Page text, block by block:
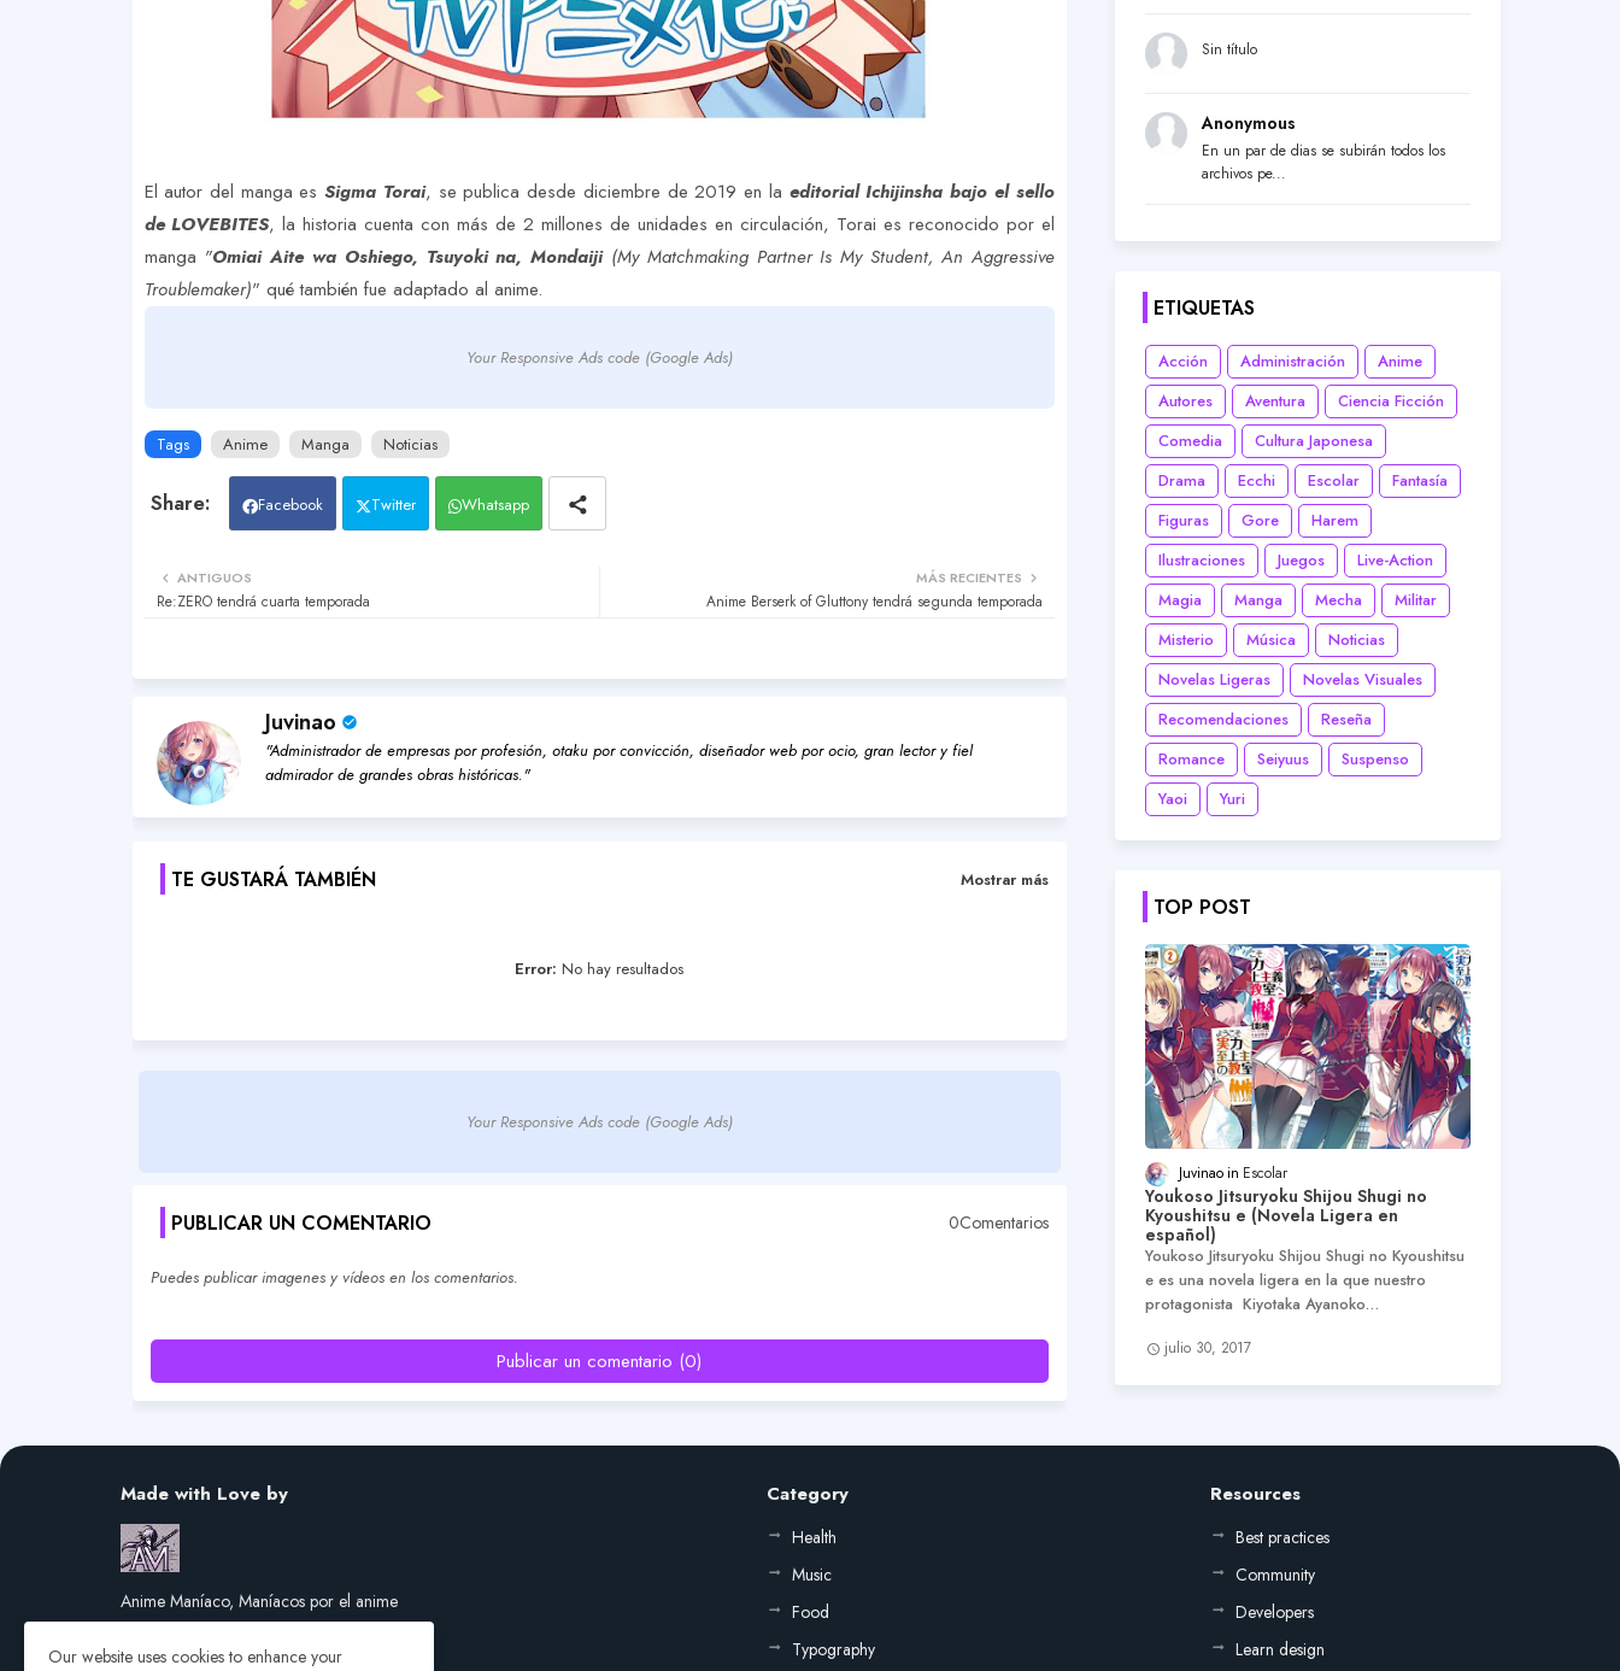
El autor del manga esSigma Torai, se publica desde diciembre de 2019 en la editorial Ichijinsha bajo el sello
de LOVEBITES, la historia cuenta con más de 2 millones de unidades en circulación, Torai es reconocido por el
manga "Omiai Aite wa Oshiego, Tsuyoki na, Mondaiji(My Matchmaking Partner Is My Student, An Aggressive
Troublemaker)" qué también fue adaptado al anime.
Your Responsive Ads code (Google Ads)
Tags Anime Manga Noticias
Facebook Twitter Whatsapp
MÁS RECIENTES
Anime Berserk of Gluttony tendrá segunda temporada
ANTIGUOS
Re:ZERO tendrá cuarta temporada
Juvinao
"Administrador de empresas por profesión, otaku por convicción, diseñador web por ocio, gran lector y fiel
admirador de grandes obras históricas."
TE GUSTARÁ TAMBIÉN Mostrar más
Error: No hay resultados
Your Responsive Ads code (Google Ads)
PUBLICAR UN COMENTARIO 0Comentarios
Puedes publicar imagenes y vídeos en los comentarios.
Publicar un comentario (0)
Sin título
Anonymous
En un par de dias se subirán todos los
archivos pe...
ETIQUETAS
Acción Administración
Anime
Autores
Aventura
Ciencia Ficción
Comedia
Cultura Japonesa
Drama
Ecchi Escolar
Fantasía
Figuras
Gore
Harem
Ilustraciones
Juegos
Live-Action
Magia
Manga Mecha
Militar
Misterio
Música
Noticias
Novelas Ligeras
Novelas Visuales
Recomendaciones
Reseña
Romance
Seiyuus
Suspenso
Yaoi
Yuri
TOP POST
Juvinao Escolar
Youkoso Jitsuryoku Shijou Shugi no
Kyoushitsu e (Novela Ligera en
español)
Youkoso Jitsuryoku Shijou Shugi no Kyoushitsu
e es una novela ligera en la que nuestro
protagonista Kiyotaka Ayanoko…
julio 30, 2017
Made with Love by
Anime Maníaco, Maníacos por el anime
Category
Health
Music
Food
Typography
Resources
Best practices
Community
Developers
Learn design
Our website uses cookies to enhance your